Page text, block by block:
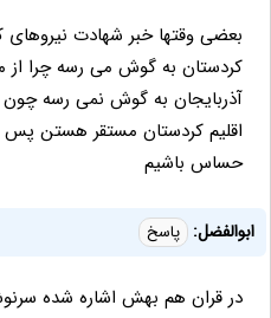
بعضی وقتها خبر شهادت نیروهای
کردستان به گوش می رسه چرا از
آذربایجان به گوش نمی رسه
اقلیم کردستان مستقر هستن پس
حساس باشیم
ابوالفضل: پاسخ
در قران هم بهش اشاره شده